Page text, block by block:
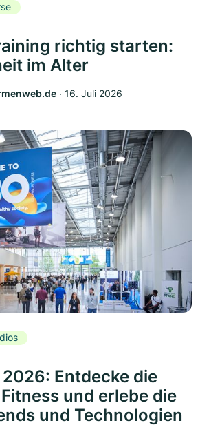
richtig starten:
im Alter
‧ 16. Juli 2026
Entdecke die
und erlebe die
und Technologien